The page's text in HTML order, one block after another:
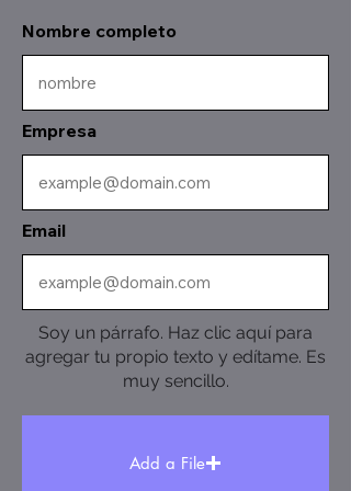
Nombre completo
Empresa
Email
Soy un párrafo. Haz clic aquí para
agregar tu propio texto y edítame. Es
muy sencillo.
Add a File